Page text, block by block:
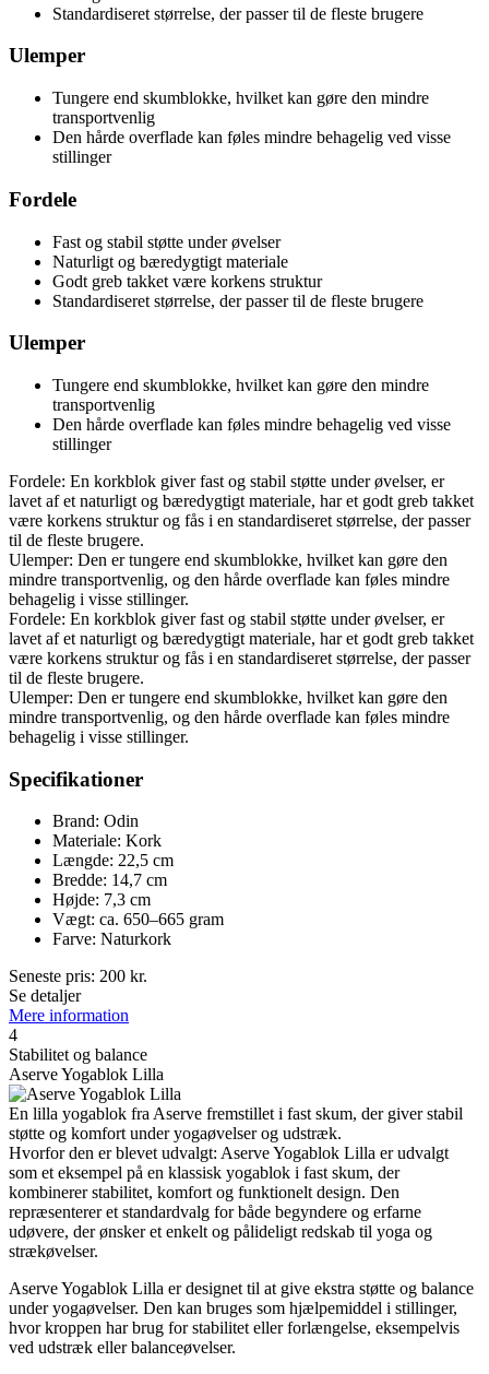
Standardiseret størrelse, der passer til de fleste brugere
Ulemper
Tungere end skumblokke, hvilket kan gøre den mindre
transportvenlig
Den hårde overflade kan føles mindre behagelig ved visse
stillinger
Fordele
Fast og stabil støtte under øvelser
Naturligt og bæredygtigt materiale
Godt greb takket være korkens struktur
Standardiseret størrelse, der passer til de fleste brugere
Ulemper
Tungere end skumblokke, hvilket kan gøre den mindre
transportvenlig
Den hårde overflade kan føles mindre behagelig ved visse
stillinger
Fordele: En korkblok giver fast og stabil støtte under øvelser, er
lavet af et naturligt og bæredygtigt materiale, har et godt greb takket
være korkens struktur og fås i en standardiseret størrelse, der passer
til de fleste brugere.
Ulemper: Den er tungere end skumblokke, hvilket kan gøre den
mindre transportvenlig, og den hårde overflade kan føles mindre
behagelig i visse stillinger.
Fordele: En korkblok giver fast og stabil støtte under øvelser, er
lavet af et naturligt og bæredygtigt materiale, har et godt greb takket
være korkens struktur og fås i en standardiseret størrelse, der passer
til de fleste brugere.
Ulemper: Den er tungere end skumblokke, hvilket kan gøre den
mindre transportvenlig, og den hårde overflade kan føles mindre
behagelig i visse stillinger.
Specifikationer
Brand: Odin
Materiale: Kork
Længde: 22,5 cm
Bredde: 14,7 cm
Højde: 7,3 cm
Vægt: ca. 650–665 gram
Farve: Naturkork
Seneste pris: 200 kr.
Se detaljer
Mere information
4
Stabilitet og balance
Aserve Yogablok Lilla
En lilla yogablok fra Aserve fremstillet i fast skum, der giver stabil
støtte og komfort under yogaøvelser og udstræk.
Hvorfor den er blevet udvalgt: Aserve Yogablok Lilla er udvalgt
som et eksempel på en klassisk yogablok i fast skum, der
kombinerer stabilitet, komfort og funktionelt design. Den
repræsenterer et standardvalg for både begyndere og erfarne
udøvere, der ønsker et enkelt og pålideligt redskab til yoga og
strækøvelser.
Aserve Yogablok Lilla er designet til at give ekstra støtte og balance
under yogaøvelser. Den kan bruges som hjælpemiddel i stillinger,
hvor kroppen har brug for stabilitet eller forlængelse, eksempelvis
ved udstræk eller balanceøvelser.